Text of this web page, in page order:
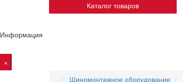
Каталог товаров
Информация
×
Шиномонтажное оборудование